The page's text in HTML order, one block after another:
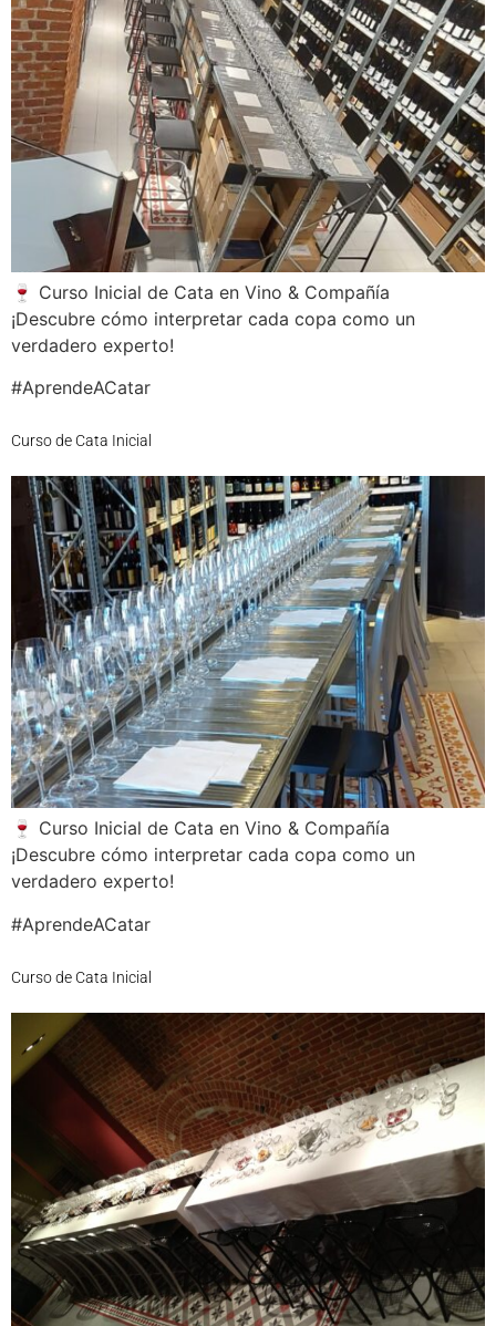
🍷 Curso Inicial de Cata en Vino & Compañía
¡Descubre cómo interpretar cada copa como un
verdadero experto!
#AprendeACatar
Curso de Cata Inicial
🍷 Curso Inicial de Cata en Vino & Compañía
¡Descubre cómo interpretar cada copa como un
verdadero experto!
#AprendeACatar
Curso de Cata Inicial